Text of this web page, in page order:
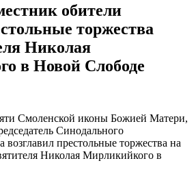
обители
торжества
Николая
в Новой Слободе
Смоленской иконы Божией Матери,
Синодального
возглавил престольные торжества на
Николая Мирликийкого в